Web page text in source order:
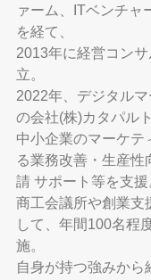
ァーム、ITベンチャ
を経て、
2013年に経営コン
立。
2022年、デジタル
の会社(株)カタパル
中小企業のマーケテ
る業務改善・生産性
請 サポート等を支援
商工会議所や創業支
して、年間100名程
施。
自身が持つ強みから